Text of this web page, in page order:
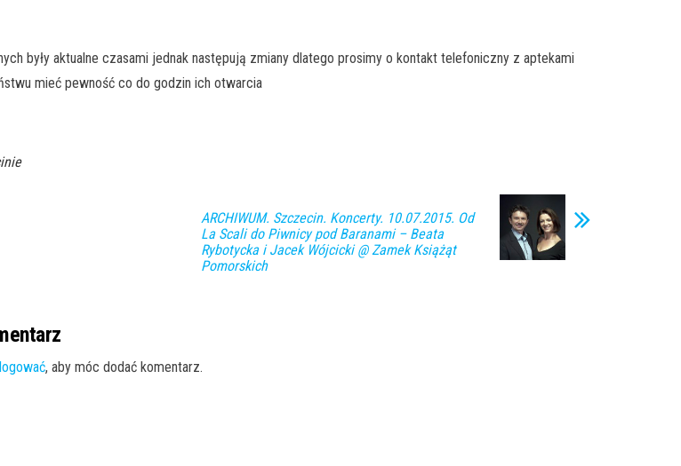
były aktualne czasami jednak następują zmiany dlatego prosimy o kontakt telefoniczny z aptekami
mieć pewność co do godzin ich otwarcia
ARCHIWUM. Szczecin. Koncerty. 10.07.2015. Od
La Scali do Piwnicy pod Baranami – Beata
Rybotycka i Jacek Wójcicki @ Zamek Książąt
Pomorskich
, aby móc dodać komentarz.